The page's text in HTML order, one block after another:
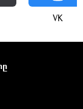
VK